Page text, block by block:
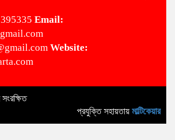
Email:
Website:
প্রযুক্তি সহায়তায় মাল্টিকেয়ার